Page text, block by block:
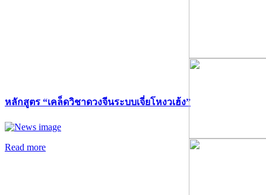
หลักสูตร “เคล็ดวิชาดวงจีนระบบเจี่ยโหงวเฮ้ง”
Read more